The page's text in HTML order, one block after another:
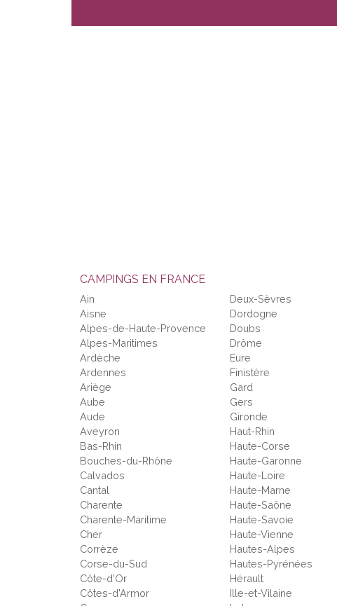
CAMPINGS EN FRANCE
Ain
Aisne
Alpes-de-Haute-Provence
Alpes-Maritimes
Ardèche
Ardennes
Ariège
Aube
Aude
Aveyron
Bas-Rhin
Bouches-du-Rhône
Calvados
Cantal
Charente
Charente-Maritime
Cher
Corrèze
Corse-du-Sud
Côte-d'Or
Côtes-d'Armor
Deux-Sèvres
Dordogne
Doubs
Drôme
Eure
Finistère
Gard
Gers
Gironde
Haut-Rhin
Haute-Corse
Haute-Garonne
Haute-Loire
Haute-Marne
Haute-Saône
Haute-Savoie
Haute-Vienne
Hautes-Alpes
Hautes-Pyrénées
Hérault
Ille-et-Vilaine